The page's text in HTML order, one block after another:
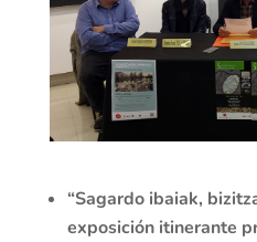
“Sagardo ibaiak,
exposición itinerante